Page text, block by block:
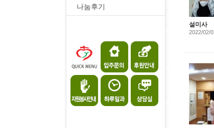
나눔후기
설미사
2022/02/